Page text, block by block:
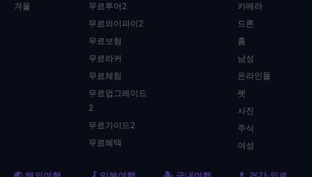
겨울
무료투어2
무료와이파이2
무료보험
무료라커
무료체험
무료업그레이드
2
무료가이드2
무료혜택
카메라
드론
홈
남성
온라인몰
펫
사진
주식
여성